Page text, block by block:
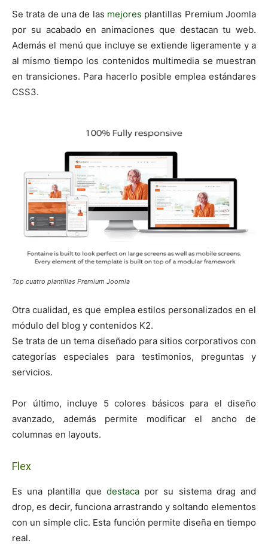
Se trata de una de las mejores plantillas Premium Joomla
por su acabado en animaciones que destacan tu web.
Además el menú que incluye se extiende ligeramente y a
al mismo tiempo los contenidos multimedia se muestran
en transiciones. Para hacerlo posible emplea estándares
CSS3.
Top cuatro plantillas Premium Joomla
Otra cualidad, es que emplea estilos personalizados en el
módulo del blog y contenidos K2.
Se trata de un tema diseñado para sitios corporativos con
categorías especiales para testimonios, preguntas y
servicios.
Por último, incluye 5 colores básicos para el diseño
avanzado, además permite modificar el ancho de
columnas en layouts.
Flex
Es una plantilla que destacapor su sistema drag and
drop, es decir, funciona arrastrando y soltando elementos
con un simple clic. Esta función permite diseña en tiempo
real.